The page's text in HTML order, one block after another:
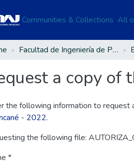
Communities & Collections All
Facultad de Ingeniería de Procesos Industriales
a copy of
the following information to request
- 2022.
the following file:
*